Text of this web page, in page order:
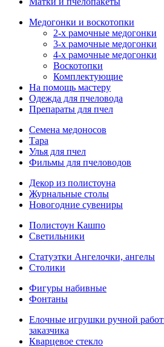
Медогонки и воскотопки
2-х рамочные медогонки
3-х рамочные медогонки
4-х рамочные медогонки
Воскотопки
Комплектующие
На помощь мастеру
Одежда для пчеловода
Препараты для пчел
Семена медоносов
Тара
Улья для пчел
Фильмы для пчеловодов
Декор из полистоуна
Журнальные столы
Новогодние сувениры
Полистоун Кашпо
Светильники
Статуэтки Ангелочки, ангелы
Столики
Фигуры набивные
Фонтаны
Елочные игрушки ручной
заказчика
Кварцевое стекло